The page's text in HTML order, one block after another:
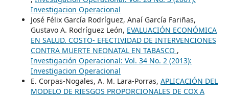
Investigacion Operacional
José Félix García Rodríguez, Anaí García Fariñas,
Gustavo A. Rodríguez León, EVALUACIÓN ECONÓMICA
EN SALUD. COSTO- EFECTIVIDAD DE INTERVENCIONES
CONTRA MUERTE NEONATAL EN TABASCO ,
Investigación Operacional: Vol. 34 No. 2 (2013):
Investigacion Operacional
E. Corpas-Nogales, A. M. Lara-Porras, APLICACIÓN DEL
MODELO DE RIESGOS PROPORCIONALES DE COX A